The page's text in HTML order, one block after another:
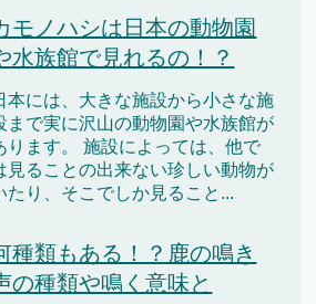
モノハシは日本の動物園
水族館で見れるの！？
本には、大きな施設から小さな施
まで実に沢山の動物園や水族館が
ります。 施設によっては、他で
見ることの出来ない珍しい動物が
たり、そこでしか見ること...
種類もある！？鹿の鳴き
の種類や鳴く意味と